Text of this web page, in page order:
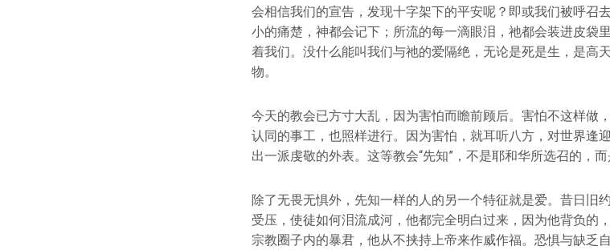
会相信我们的宣告，发现十字架下的平安呢？即或我们被呼召
小的痛楚，神都会记下；所流的每一滴眼泪，祂都会装进皮袋
着我们。没什么能叫我们与祂的爱隔绝，无论是死是生，是高
物。
今天的教会已方寸大乱，因为害怕而瞻前顾后。害怕不这样做
认同的事工，也照样进行。因为害怕，就耳听八方，对世界逢
出一派虔敬的外表。这等教会“先知”，不是耶和华所选召的，
除了无畏无惧外，先知一样的人的另一个特征就是爱。昔日旧
受压，使徒如何泪流成河，他都完全明白过来，因为他背负的
宗教圈子内的暴君，他从不挟持上帝来作威作福。恐惧与缺乏